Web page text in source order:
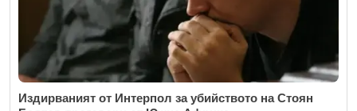
Издирваният от Интерпол за убийството на Стоян